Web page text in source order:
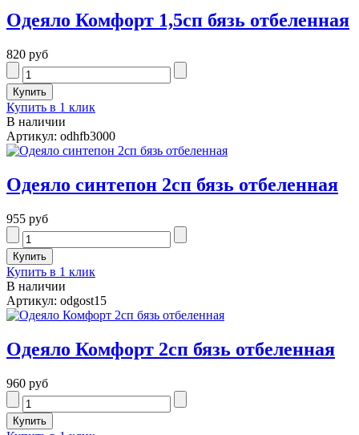
Одеяло Комфорт 1,5сп бязь отбеленная
820 руб
Купить в 1 клик
В наличии
Артикул: odhfb3000
Одеяло синтепон 2сп бязь отбеленная
955 руб
Купить в 1 клик
В наличии
Артикул: odgost15
Одеяло Комфорт 2сп бязь отбеленная
960 руб